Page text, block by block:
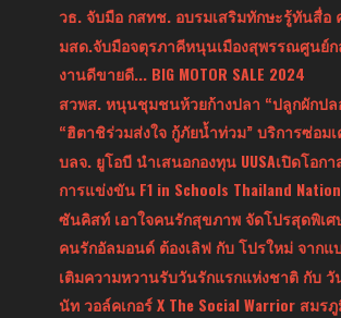
วธ. จับมือ กสทช. อบรมเสริมทักษะรู้ทันสื่อ
มสด.จับมือจตุรภาคีหนุนเมืองสุพรรณศูนย์ก
งานดีขายดี... BIG MOTOR SALE 2024
สวพส. หนุนชุมชนห้วยก้างปลา “ปลูกผักปล
“ฮิตาชิร่วมส่งใจ กู้ภัยน้ำท่วม” บริการซ่อมเ
บลจ. ยูโอบี นำเสนอกองทุน UUSAเปิดโอก
การแข่งขัน F1 in Schools Thailand
ซันคิสท์ เอาใจคนรักสุขภาพ จัดโปรสุดพิเศ
คนรักอัลมอนด์ ต้องเลิฟ กับ โปรใหม่ จากแ
เติมความหวานรับวันรักแรกแห่งชาติ กับ
นัท วอล์คเกอร์ X The Social Warrior สมร